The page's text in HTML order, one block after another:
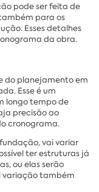
pode ser feita de
para os
Esses detalhes
da obra.
do planejamento em
Esse é um
longo tempo de
precisão ao
cronograma.
vai variar
ter estruturas já
ou elas serão
variação também